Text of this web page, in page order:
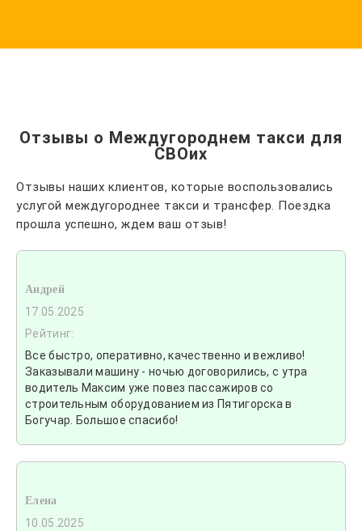
Отзывы о Междугороднем такси для
СВОих
Отзывы наших клиентов, которые воспользовались
услугой междугороднее такси и трансфер. Поездка
прошла успешно, ждем ваш отзыв!
Андрей
17.05.2025
Рейтинг:
Все быстро, оперативно, качественно и вежливо!
Заказывали машину - ночью договорились, с утра
водитель Максим уже повез пассажиров со
строительным оборудованием из Пятигорска в
Богучар. Большое спасибо!
Елена
10.05.2025